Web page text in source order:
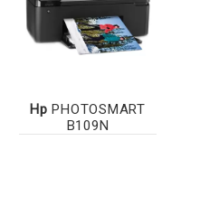
Hp PHOTOSMART
B109N